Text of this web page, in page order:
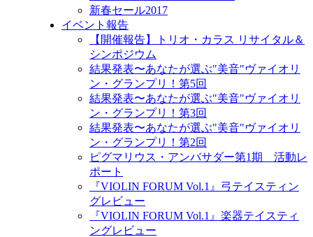
新春セール2017
イベント報告
【開催報告】トリオ・カラス リサイタル＆
シンポジウム
結果発表〜あなたが選ぶ"美音"ヴァイオリ
ン・グランプリ！第5回
結果発表〜あなたが選ぶ"美音"ヴァイオリ
ン・グランプリ！第3回
結果発表〜あなたが選ぶ"美音"ヴァイオリ
ン・グランプリ！第2回
ピグマリウス・アンバサダー第1期 活動レ
ポート
『VIOLIN FORUM Vol.1』弓テイスティン
グレビュー
『VIOLIN FORUM Vol.1』楽器テイスティ
ングレビュー